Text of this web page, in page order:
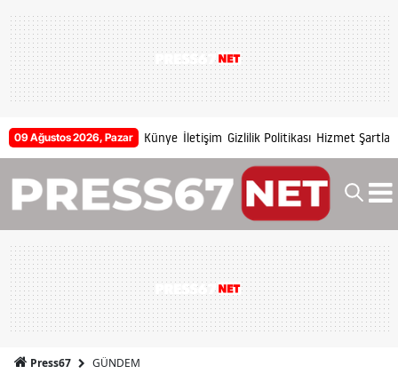
09 Ağustos 2026, Pazar Künye İletişim Gizlilik Politikası Hizmet Şartları
Press67 GÜNDEM